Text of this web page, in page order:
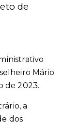
de
Mário
de 2023.
a
dos